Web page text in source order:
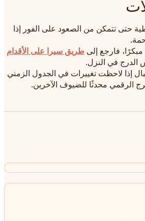
حتى تتمكن من الصعود على الفور إذا
فارجع إلى طريق سيرا على الأقدام
الدرج في النزل.
إذا لاحظت تغييرات في الجدول الزمني
الرقمي محدثًا للضيوف الآخرين.